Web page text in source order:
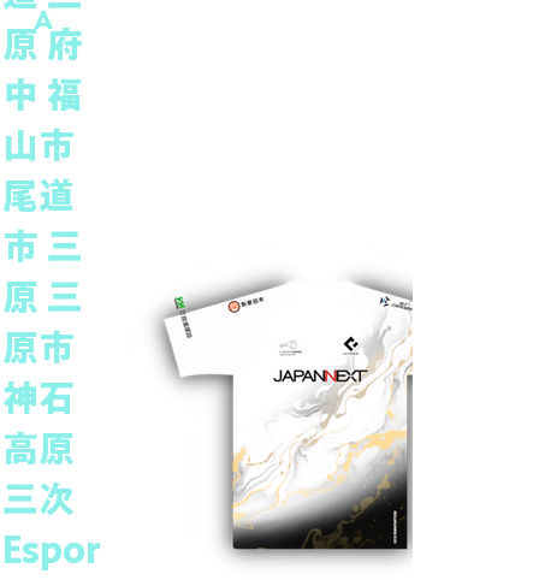
原 府
中 福
山市
尾道
市 三
原 三
原市
神石
高原
三次
Espor
A